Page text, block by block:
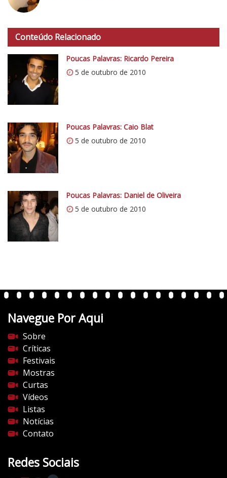
t
p
:
/
/
0
.
w
p
.
c
m
n
e
s
d
o
c
i
n
e
m
a
c
o
Conteúdo Relacionado
Poucas Palavras: Ricardo Pereira
5 de outubro de 2010
Poucas Palavras: Caio Blat
5 de outubro de 2010
Poucas Palavras: Daniel de Oliveira
5 de outubro de 2010
Navegue Por Aqui
Sobre
Críticas
Festivais
Mostras
Curtas
Vídeos
Listas
Notícias
Contato
Redes Sociais